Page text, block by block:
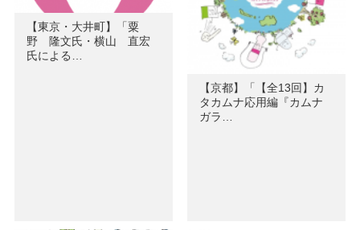
【東京・大井町】「粟
野 隆文氏・横山 直宏
氏による…
【京都】「【全13回】カ
タカムナ応用編『カムナ
ガラ…